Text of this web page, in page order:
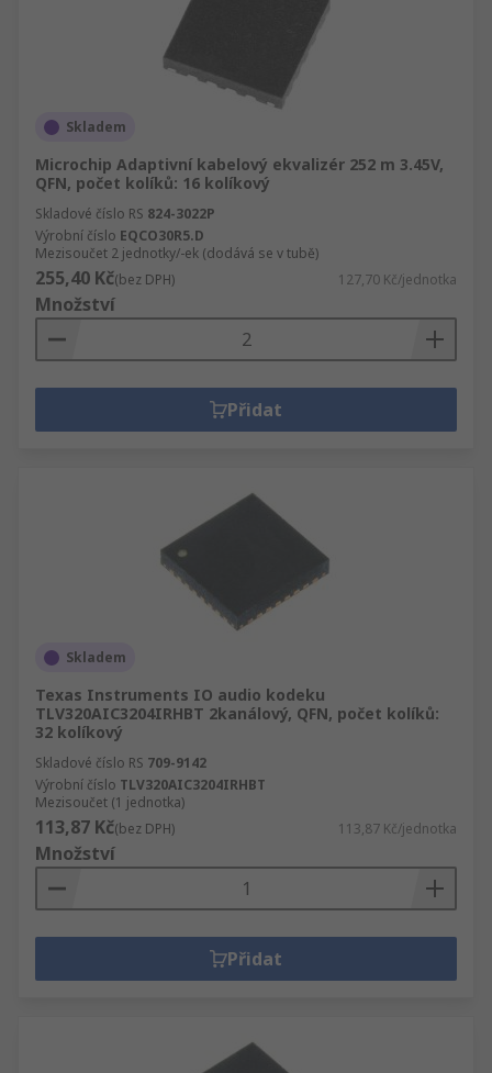
Skladem
Microchip Adaptivní kabelový ekvalizér 252 m 3.45V,
QFN, počet kolíků: 16 kolíkový
Skladové číslo RS 824-3022P
Výrobní číslo EQCO30R5.D
Mezisoučet 2 jednotky/-ek (dodává se v tubě)
255,40 Kč(bez DPH) 127,70 Kč/jednotka
Množství
Přidat
Skladem
Texas Instruments IO audio kodeku
TLV320AIC3204IRHBT 2kanálový, QFN, počet kolíků:
32 kolíkový
Skladové číslo RS 709-9142
Výrobní číslo TLV320AIC3204IRHBT
Mezisoučet (1 jednotka)
113,87 Kč(bez DPH) 113,87 Kč/jednotka
Množství
Přidat